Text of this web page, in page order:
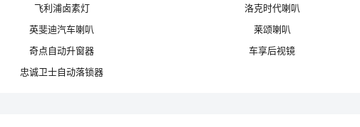
飞利浦卤素灯 洛克时代喇叭
英斐迪汽车喇叭 莱颂喇叭
奇点自动升窗器 车享后视镜
忠诚卫士自动落锁器